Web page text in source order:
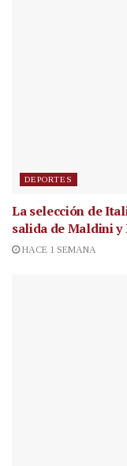
DEPORTES
La selección de
salida de Maldini
HACE 1 SEMANA